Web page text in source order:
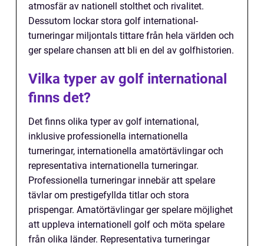
atmosfär av nationell stolthet och rivalitet.
Dessutom lockar stora golf international-
turneringar miljontals tittare från hela världen och
ger spelare chansen att bli en del av golfhistorien.
Vilka typer av golf international
finns det?
Det finns olika typer av golf international,
inklusive professionella internationella
turneringar, internationella amatörtävlingar och
representativa internationella turneringar.
Professionella turneringar innebär att spelare
tävlar om prestigefyllda titlar och stora
prispengar. Amatörtävlingar ger spelare möjlighet
att uppleva internationell golf och möta spelare
från olika länder. Representativa turneringar